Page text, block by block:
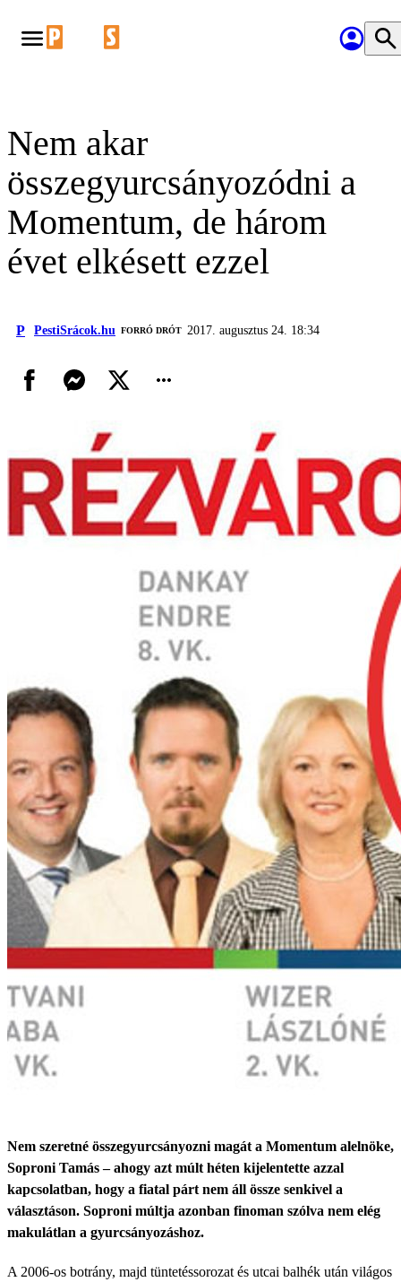
Nem akar
összegyurcsányozódni a
Momentum, de három
évet elkésett ezzel
P PestiSrácok.hu FORRÓ DRÓT 2017. augusztus 24. 18:34
Nem szeretné összegyurcsányozni magát a Momentum alelnöke,
Soproni Tamás – ahogy azt múlt héten kijelentette azzal
kapcsolatban, hogy a fiatal párt nem áll össze senkivel a
választáson. Soproni múltja azonban finoman szólva nem elég
makulátlan a gyurcsányozáshoz.
A 2006-os botrány, majd tüntetéssorozat és utcai balhék után világos